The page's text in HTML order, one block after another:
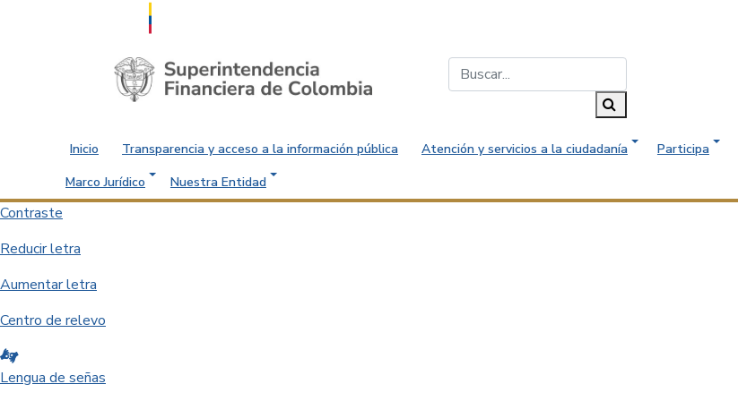
Saltar al contenido principal
Inicio Transparencia y acceso a la información pública Atención y servicios a la ciudadanía Participa
Marco Jurídico
Nuestra Entidad
Contraste
Reducir letra
Aumentar letra
Centro de relevo
Lengua de señas